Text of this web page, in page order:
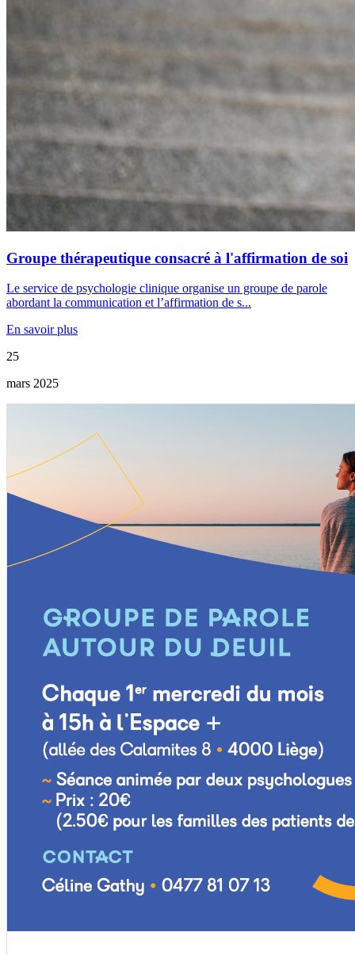
Groupe thérapeutique consacré à l'affirmation de soi
Le service de psychologie clinique organise un groupe de parole
abordant la communication et l’affirmation de s...
En savoir plus
25
mars 2025